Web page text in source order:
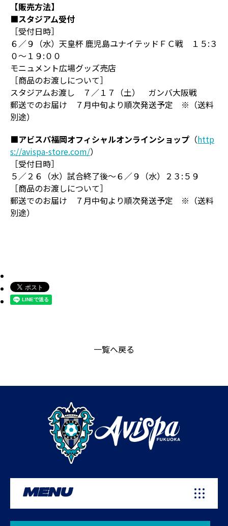
【販売方法】
■スタジアム受付
［受付日時］
６／９（水）天皇杯 鹿児島ユナイテッドＦＣ戦 １５:３
０～１９:００
モニュメント広場グッズ売店
［商品のお渡しについて］
スタジアムお渡し ７／１７（土） ガンバ大阪戦
郵送でのお届け ７月中旬より順次発送予定 ※（送料
別途）
■アビスパ福岡オフィシャルオンラインショップ （http
s://avispa-store.com/）
［受付日時］
５／２６（水）試合終了後～６／９（水）２３:５９
［商品のお渡しについて］
郵送でのお届け ７月中旬より順次発送予定 ※（送料
別途）
一覧へ戻る
MENU